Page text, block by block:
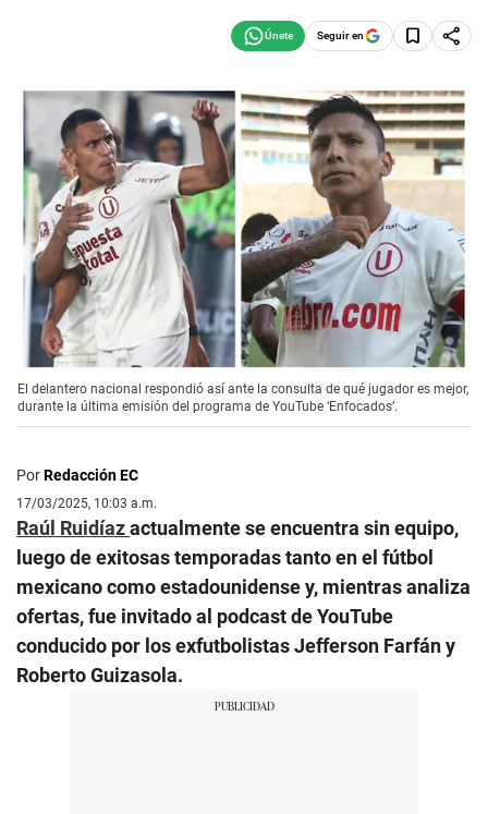
Seguir en
El delantero nacional respondió así ante la consulta de qué jugador es mejor,
durante la última emisión del programa de YouTube ‘Enfocados’.
PorRedacción EC
17/03/2025, 10:03 a.m.
Raúl Ruidíazactualmente se encuentra sin equipo,
luego de exitosas temporadas tanto en el fútbol
mexicano como estadounidense y, mientras analiza
ofertas, fue invitado al podcast de YouTube
conducido por los exfutbolistas Jefferson Farfán y
Roberto Guizasola.